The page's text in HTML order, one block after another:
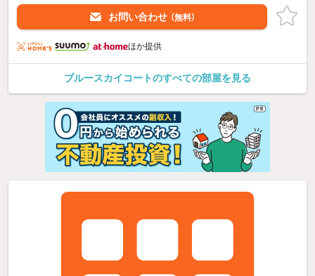
お問い合わせ （無料）
ほか提供
ブルースカイコートのすべての部屋を見る